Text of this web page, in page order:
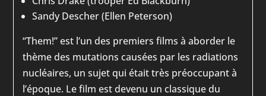
Sandy Descher (Ellen Peterson)
“Them!” est l’un des premiers films à aborder le
thème des mutations causées par les radiations
nucléaires, un sujet qui était très préoccupant à
l’époque. Le film est devenu un classique du